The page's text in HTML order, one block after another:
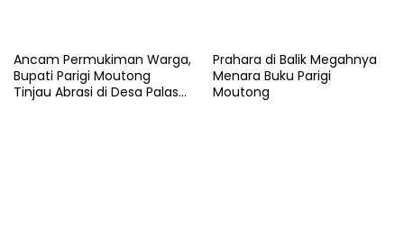
Ancam Permukiman Warga,
Bupati Parigi Moutong
Tinjau Abrasi di Desa Palasa
Prahara di Balik Megahnya
Menara Buku Parigi
Moutong